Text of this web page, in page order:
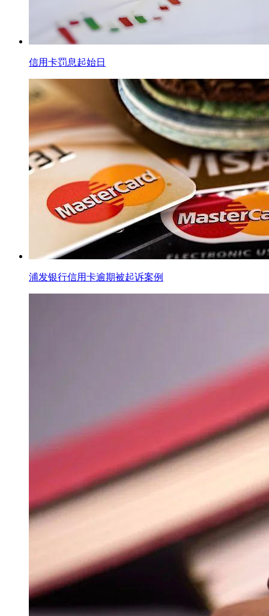
信用卡罚息起始日
浦发银行信用卡逾期被起诉案例